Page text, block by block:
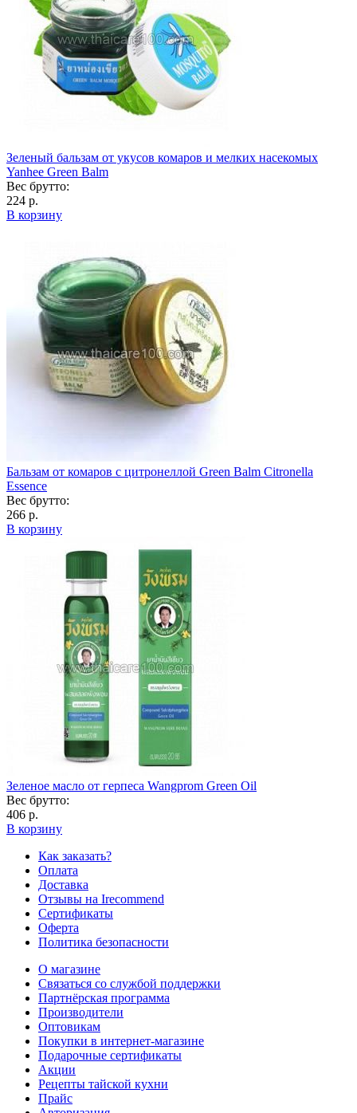
Зеленый бальзам от укусов комаров и мелких насекомых
Yanhee Green Balm
Вес брутто:
224 р.
В корзину
Бальзам от комаров с цитронеллой Green Balm Citronella
Essence
Вес брутто:
266 р.
В корзину
Зеленое масло от герпеса Wangprom Green Oil
Вес брутто:
406 р.
В корзину
Как заказать?
Оплата
Доставка
Отзывы на Irecommend
Сертификаты
Оферта
Политика безопасности
О магазине
Связаться со службой поддержки
Партнёрская программа
Производители
Оптовикам
Покупки в интернет-магазине
Подарочные сертификаты
Акции
Рецепты тайской кухни
Прайс